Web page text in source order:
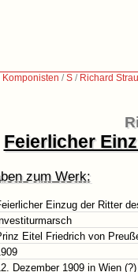
/S / Richard
Feierlicher
zum Werk:
Einzug der Ritter
Eitel Friedrich von
Dezember 1909 in Wien (?)